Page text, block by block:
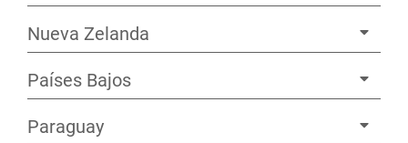
Nueva Zelanda
Países Bajos
Paraguay